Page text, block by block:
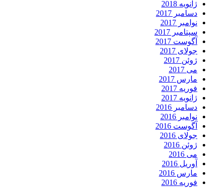
ژانویه 2018
دسامبر 2017
نوامبر 2017
سپتامبر 2017
آگوست 2017
جولای 2017
ژوئن 2017
می 2017
مارس 2017
فوریه 2017
ژانویه 2017
دسامبر 2016
نوامبر 2016
آگوست 2016
جولای 2016
ژوئن 2016
می 2016
آوریل 2016
مارس 2016
فوریه 2016